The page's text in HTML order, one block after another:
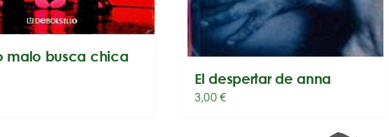
malo busca chica
El despertar de anna
3,00€